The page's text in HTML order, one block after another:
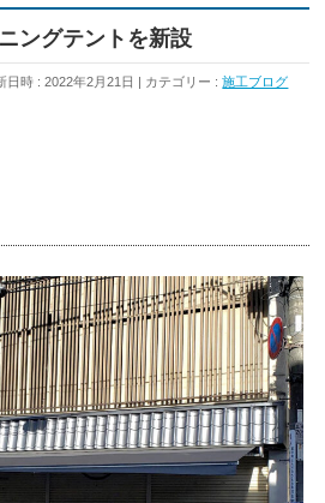
ングテントを新設
日時 : 2022年2月21日 カテゴリー :施工ブログ